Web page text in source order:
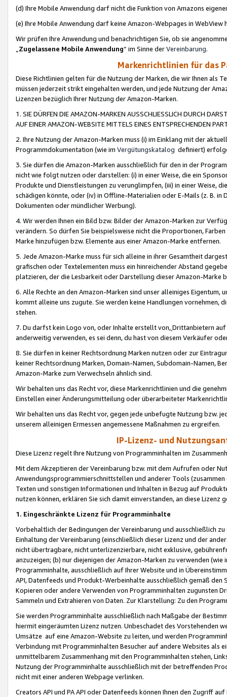
(d) Ihre Mobile Anwendung darf nicht die Funktion von Amazons
(e) Ihre Mobile Anwendung darf keine Amazon-Webpages in WebView
Wir prüfen Ihre Anwendung und benachrichtigen Sie, ob sie
„Zugelassene Mobile Anwendung“ im Sinne derVereinbarung.
Markenrichtlinien für das
Diese Richtlinien gelten für die Nutzung der Marken, die wir Ihnen als
müssen jederzeit strikt eingehalten werden, und jede Nutzung der
Lizenzen bezüglich Ihrer Nutzung der Amazon-Marken.
1. SIE DÜRFEN DIE AMAZON-MARKEN AUSSCHLIESSLICH DURCH
AUF EINER AMAZON-WEBSITE MITTELS EINES ENTSPRECHENDEN
2. Ihre Nutzung der Amazon-Marken muss (i) im Einklang mit der
Programmdokumentation (wie im Vergütungskatalog definiert)
3. Sie dürfen die Amazon-Marken ausschließlich für den in der
nicht wie folgt nutzen oder darstellen: (i) in einer Weise, die ein
Produkte und Dienstleistungen zu verunglimpfen, (iii) in einer Weise,
schädigen könnte, oder (iv) in Offline-Materialien oder E-Mails (z. B. in
Dokumenten oder mündlicher Werbung).
4. Wir werden Ihnen ein Bild bzw. Bilder der Amazon-Marken zur
verändern. So dürfen Sie beispielsweise nicht die Proportionen,
Marke hinzufügen bzw. Elemente aus einer Amazon-Marke entfernen.
5. Jede Amazon-Marke muss für sich alleine in ihrer Gesamtheit
grafischen oder Textelementen muss ein hinreichender Abstand
platzieren, der die Lesbarkeit oder Darstellung dieser Amazon-Marke
6. Alle Rechte an den Amazon-Marken sind unser alleiniges
kommt alleine uns zugute. Sie werden keine Handlungen vornehmen,
stehen.
7. Du darfst kein Logo von, oder Inhalte erstellt von,Drittanbietern auf
anderweitig verwenden, es sei denn, du hast von diesem Verkäufer
8. Sie dürfen in keiner Rechtsordnung Marken nutzen oder zur
keiner Rechtsordnung Marken, Domain-Namen, Subdomain-Namen,
Amazon-Marke zum Verwechseln ähnlich sind.
Wir behalten uns das Recht vor, diese Markenrichtlinien und die
Einstellen einer Änderungsmitteilung oder überarbeiteter
Wir behalten uns das Recht vor, gegen jede unbefugte Nutzung bzw.
unserem alleinigen Ermessen angemessene Maßnahmen zu ergreifen.
IP-Lizenz- und
Diese Lizenz regelt Ihre Nutzung von Programminhalten im
Mit dem Akzeptieren der Vereinbarung bzw. mit dem Aufrufen oder
Anwendungsprogrammierschnittstellen und anderer Tools (zusammen
Texten und sonstigen Informationen und Inhalten in Bezug auf
nutzen können, erklären Sie sich damit einverstanden, an diese Lizenz
1. Eingeschränkte Lizenz für Programminhalte
Vorbehaltlich der Bedingungen der Vereinbarung und ausschließlich
Einhaltung der Vereinbarung (einschließlich dieser Lizenz und der
nicht übertragbare, nicht unterlizenzierbare, nicht exklusive,
anzuzeigen; (b) nur diejenigen der Amazon-Marken zu verwenden
Programminhalte, ausschließlich auf Ihrer Website und in
API, Datenfeeds und Produkt-Werbeinhalte ausschließlich gemäß
Kopieren oder andere Verwenden von Programminhalten zugunsten
Sammeln und Extrahieren von Daten. Zur Klarstellung: Zu den
Sie werden Programminhalte ausschließlich nach Maßgabe der
hiermit eingeräumten Lizenz nutzen. Unbeschadet des Vorstehenden
Umsätze auf eine Amazon-Website zu leiten, und werden
Verbindung mit Programminhalten Besucher auf andere Websites als
unmittelbarem Zusammenhang mit den Programminhalten stehen,
Nutzung der Programminhalte ausschließlich mit der betreffenden
nicht mit einer anderen Webpage verlinken.
Creators API und PA API oder Datenfeeds können Ihnen den Zugriff